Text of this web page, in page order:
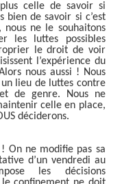
celle de savoir si
bien de savoir si c’est
nous ne le souhaitons
les luttes possibles
le droit de voir
l’expérience du
nous aussi ! Nous
lieu de luttes contre
de genre. Nous ne
celle en place,
déciderons.
On ne modifie pas sa
d’un vendredi au
les décisions